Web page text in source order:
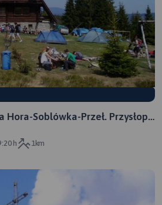
Hora-Soblówka-Przeł. Przysłop-
h 1km